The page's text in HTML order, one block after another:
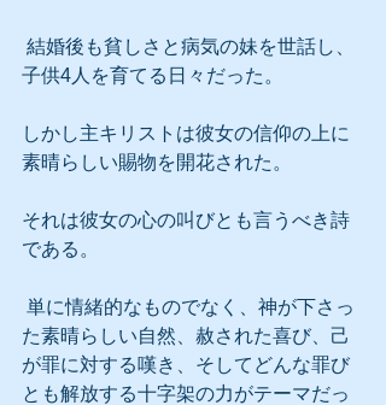
子供4人を育てる日々だった。
しかし主キリストは彼女の信仰の上に
素晴らしい賜物を開花された。
それは彼女の心の叫びとも言うべき詩
である。
た素晴らしい自然、赦された喜び、己
が罪に対する嘆き、そしてどんな罪び
とも解放する十字架の力がテーマだっ